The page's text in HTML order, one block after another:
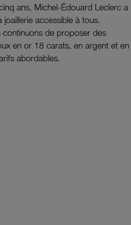
ans, Michel-Édouard Leclerc a
joaillerie accessible à tous.
continuons de proposer des
en or 18 carats, en argent et en
abordables.